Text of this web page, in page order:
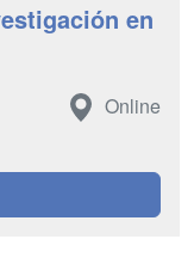
en
Online